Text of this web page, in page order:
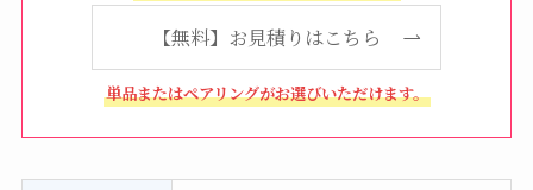
【無料】お見積りはこちら
単品またはペアリングがお選びいただけます。